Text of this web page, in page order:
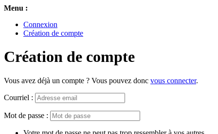
Menu :
Connexion
Création de compte
Création de compte
Vous avez déjà un compte ? Vous pouvez donc vous connecter.
Courriel :
Mot de passe :